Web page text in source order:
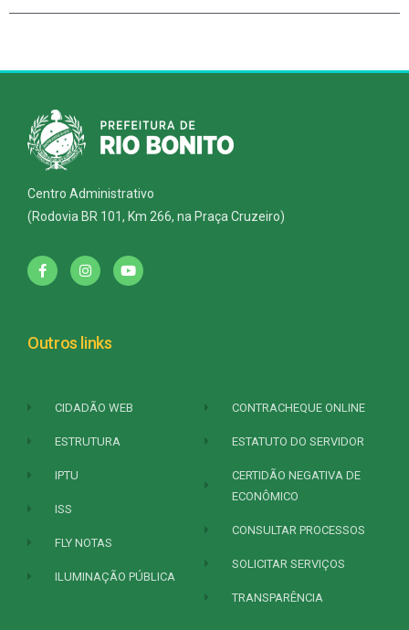
Centro Administrativo
(Rodovia BR 101, Km 266, na Praça Cruzeiro)
Outros links
CIDADÃO WEB
ESTRUTURA
IPTU
ISS
FLY NOTAS
ILUMINAÇÃO PÚBLICA
CONTRACHEQUE ONLINE
ESTATUTO DO SERVIDOR
CERTIDÃO NEGATIVA DE
ECONÔMICO
CONSULTAR PROCESSOS
SOLICITAR SERVIÇOS
TRANSPARÊNCIA